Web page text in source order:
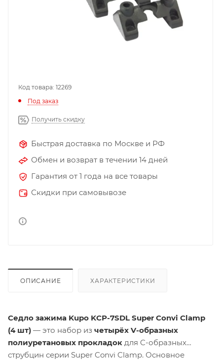
Код товара: 12269
Под заказ
Получить скидку
Быстрая доставка по Москве и РФ
Обмен и возврат в течении 14 дней
Гарантия от 1 года на все товары
Скидки при самовывозе
ОПИСАНИЕ ХАРАКТЕРИСТИКИ
Седло зажима Kupo KCP-7SDL Super Convi Clamp
(4 шт) — это набор из четырёх V-образных
полиуретановых прокладок для C-образных
струбцин серии Super Convi Clamp. Основное